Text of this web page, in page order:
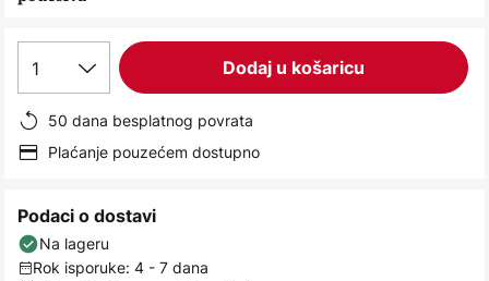
images
gallery
1 Dodaj u košaricu
50 dana besplatnog povrata
Plaćanje pouzećem dostupno
Podaci o dostavi
Na lageru
Rok isporuke: 4 - 7 dana